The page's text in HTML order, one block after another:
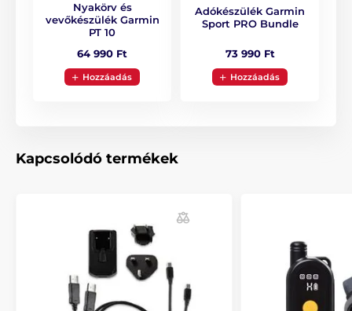
A Garmin Sport PRO folyamatos és pillanatnyi
impulzus lehetőségét kínálja, mely biztosítja, hogy
erőteljesebben válaszoljon szokatlan és nem kívánt
helyzetekben. Megtörtént már Önnel is, hogy kutyája
nem reagál és nem hallgat szinte semmilyen
parancsra? Például vadászat közben vagy a
temperamentus kutyafajtáknál. A folyamatos
Nyakörv és
vevőkészülék Garmin
PT 10
64 990 Ft
Hozzáadás
Adókészülék Garmin
Sport PRO Bundle
73 990 Ft
Hozzáadás
Kapcsolódó termékek